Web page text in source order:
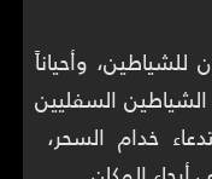
وأحياناً
السفليين
خدام السحر،